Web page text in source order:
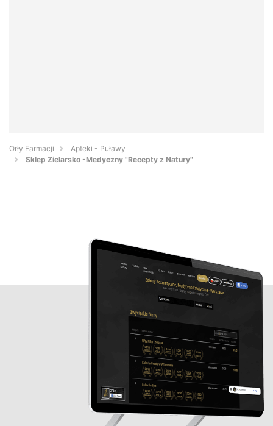
Orły Farmacji
Apteki - Puławy
Sklep Zielarsko -Medyczny "Recepty z Natury"